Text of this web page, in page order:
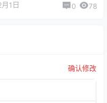
1日 0 78
确认修改